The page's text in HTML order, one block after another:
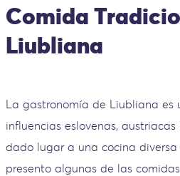
Comida
Liubliana
La gastronomía de Liubliana es
influencias eslovenas,
dado lugar a una cocina
presento algunas de las